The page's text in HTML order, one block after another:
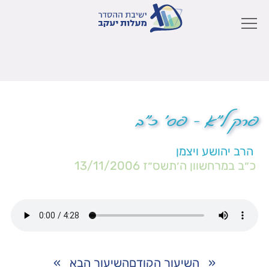
פרק ל"א – פס' כ"ב
הרב יהושע ויצמן
כ״ב במרחשוון ה׳תשס״ז 13/11/2006
« השיעור הקודםהשיעור הבא »